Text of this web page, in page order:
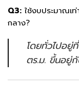
Q3: ใช้งบประมาณเ
กลาง?
โดยทั่วไปอ
ตร.ม. ขึ้นอยู่